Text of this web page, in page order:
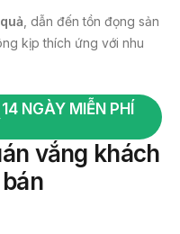
, dẫn đến tồn đọng sản
kịp thích ứng với nhu
NGÀY MIỄN PHÍ
vắng khách